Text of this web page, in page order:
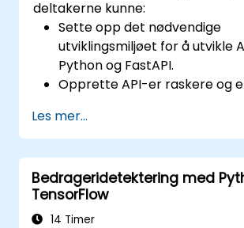
deltakerne kunne:
Sette opp det nødvendige
utviklingsmiljøet for å utvikle
Python og FastAPI.
Opprette API-er raskere og
Lære hvordan man oppretter
datamodeller og skjemaer
Pydantic og OpenAPI.
Koble API-er til en database
SQLAlchemy.
Implementere sikkerhet og
Les mer...
Bedrageridetektering med
TensorFlow
14 Timer